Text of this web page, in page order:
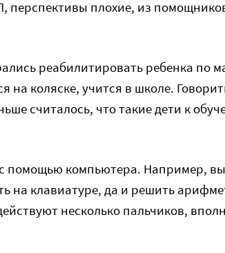
перспективы плохие, из
реабилитировать ребенка по
на коляске, учится в школе.
считалось, что такие дети к
помощью компьютера. Например,
на клавиатуре, да и решить
несколько пальчиков,